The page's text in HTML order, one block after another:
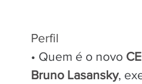
Perfil
• Quem é o novo
Bruno Lasansky,